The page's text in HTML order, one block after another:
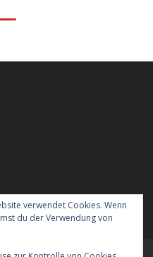
verwendet Cookies. Wenn
du der Verwendung von